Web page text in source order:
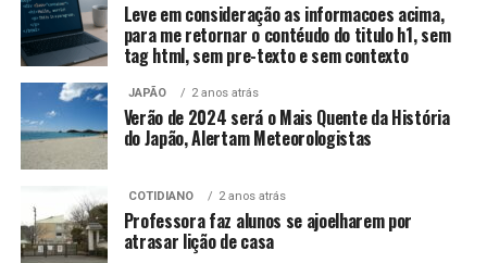
Leve em consideração as informacoes acima,
para me retornar o contéudo do titulo h1, sem
tag html, sem pre-texto e sem contexto
JAPÃO 2 anos atrás
Verão de 2024 será o Mais Quente da História
do Japão, Alertam Meteorologistas
COTIDIANO 2 anos atrás
Professora faz alunos se ajoelharem por
atrasar lição de casa